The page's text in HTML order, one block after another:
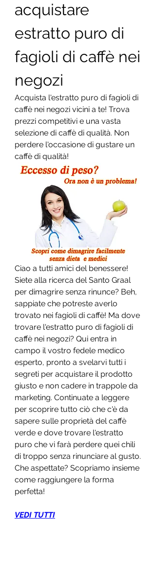
acquistare
estratto puro di
fagioli di caffè nei
negozi
Acquista l'estratto puro di fagioli di
caffè nei negozi vicini a te! Trova
prezzi competitivi e una vasta
selezione di caffè di qualità. Non
perdere l'occasione di gustare un
caffè di qualità!
Ciao a tutti amici del benessere!
Siete alla ricerca del Santo Graal
per dimagrire senza rinunce? Beh,
sappiate che potreste averlo
trovato nei fagioli di caffè! Ma dove
trovare l'estratto puro di fagioli di
caffè nei negozi? Qui entra in
campo il vostro fedele medico
esperto, pronto a svelarvi tutti i
segreti per acquistare il prodotto
giusto e non cadere in trappole da
marketing. Continuate a leggere
per scoprire tutto ciò che c'è da
sapere sulle proprietà del caffè
verde e dove trovare l'estratto
puro che vi farà perdere quei chili
di troppo senza rinunciare al gusto.
Che aspettate? Scopriamo insieme
come raggiungere la forma
perfetta!
VEDI TUTTI